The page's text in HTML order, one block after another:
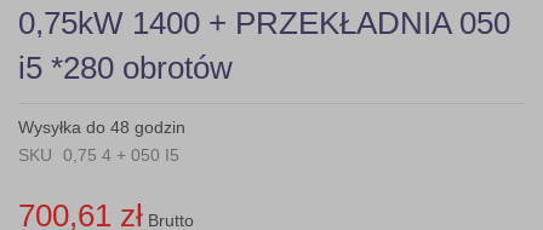
the
beginning
of
the
gallery
0,75kW 1400 + PRZEKŁADNIA 050
i5 *280 obrotów
Wysyłka do 48 godzin
SKU
0,75 4 + 050 I5
700,61 zł Brutto